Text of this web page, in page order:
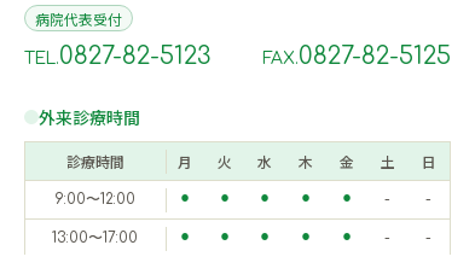
病院代表受付
TEL.0827-82-5123 FAX.0827-82-5125
外来診療時間
診療時間 月 火 水 木 金 土 日
9:00〜12:00 ⚫︎ ⚫︎ ⚫︎ ⚫︎ ⚫︎ - -
13:00〜17:00 ⚫︎ ⚫︎ ⚫︎ ⚫︎ ⚫︎ - -